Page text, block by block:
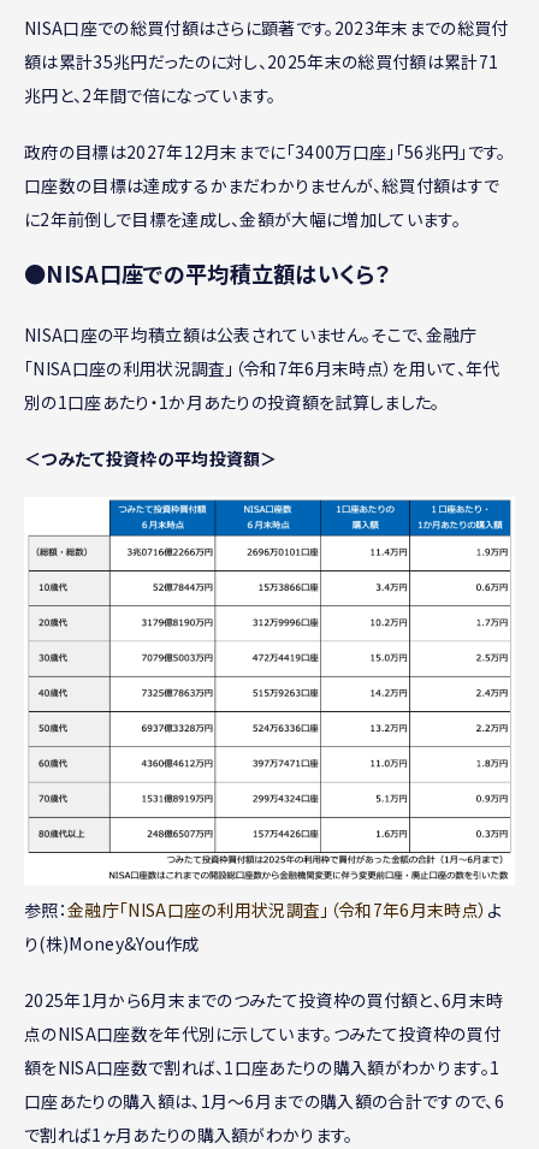
NISA口座での総買付額はさらに顕著です。2023年末までの総買付
額は累計35兆円だったのに対し、2025年末の総買付額は累計71
兆円と、2年間で倍になっています。
政府の目標は2027年12月末までに「3400万口座」「56兆円」です。
口座数の目標は達成するかまだわかりませんが、総買付額はすで
に2年前倒しで目標を達成し、金額が大幅に増加しています。
●NISA口座での平均積立額はいくら？
NISA口座の平均積立額は公表されていません。そこで、金融庁
「NISA口座の利用状況調査」（令和7年6月末時点）を用いて、年代
別の1口座あたり・1か月あたりの投資額を試算しました。
＜つみたて投資枠の平均投資額＞
参照：金融庁「NISA口座の利用状況調査」（令和7年6月末時点） よ
り(株)Money&You作成
2025年1月から6月末までのつみたて投資枠の買付額と、6月末時
点のNISA口座数を年代別に示しています。つみたて投資枠の買付
額をNISA口座数で割れば、1口座あたりの購入額がわかります。1
口座あたりの購入額は、1月〜6月までの購入額の合計ですので、6
で割れば1ヶ月あたりの購入額がわかります。